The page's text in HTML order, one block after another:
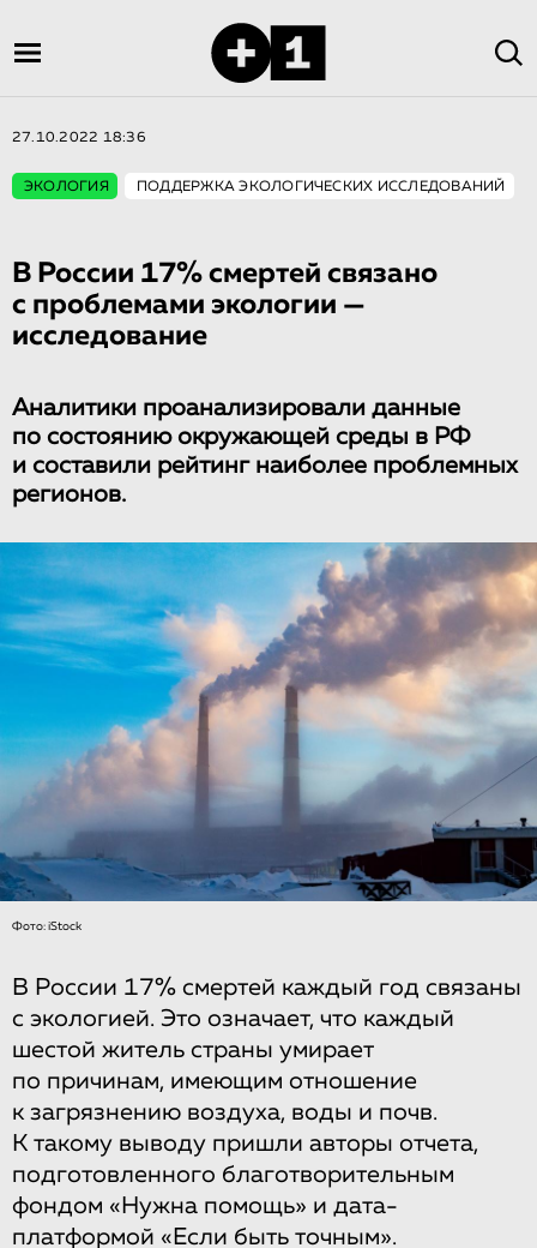
27.10.2022 18:36
ЭКОЛОГИЯ ПОДДЕРЖКА ЭКОЛОГИЧЕСКИХ ИССЛЕДОВАНИЙ
В России 17% смертей связано
с проблемами экологии —
исследование
Аналитики проанализировали данные
по состоянию окружающей среды в РФ
и составили рейтинг наиболее проблемных
регионов.
Фото: iStock
В России 17% смертей каждый год связаны
с экологией. Это означает, что каждый
шестой житель страны умирает
по причинам, имеющим отношение
к загрязнению воздуха, воды и почв.
К такому выводу пришли авторы отчета,
подготовленного благотворительным
фондом «Нужна помощь» и дата-
платформой «Если быть точным».